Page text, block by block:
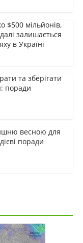
$500 мільйонів,
залишається
в Україні
та зберігати
поради
весною для
поради